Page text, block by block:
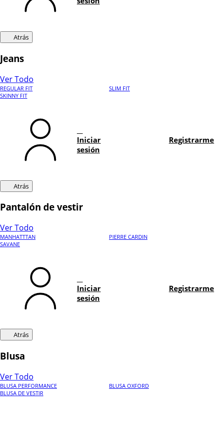
Atrás
Jeans
Ver Todo
REGULAR FIT
SLIM FIT
SKINNY FIT
Iniciar
sesión
Registrarme
Atrás
Pantalón de vestir
Ver Todo
MANHATTTAN
PIERRE CARDIN
SAVANE
Iniciar
sesión
Registrarme
Atrás
Blusa
Ver Todo
BLUSA PERFORMANCE
BLUSA OXFORD
BLUSA DE VESTIR